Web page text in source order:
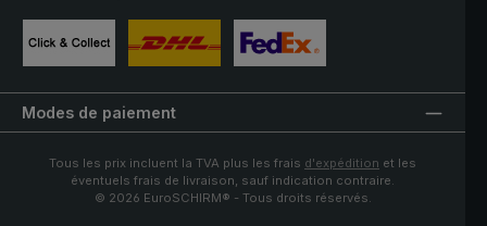
Modes de paiement
Tous les prix incluent la TVA plus les frais d'expédition et les
éventuels frais de livraison, sauf indication contraire.
© 2026 EuroSCHIRM® - Tous droits réservés.